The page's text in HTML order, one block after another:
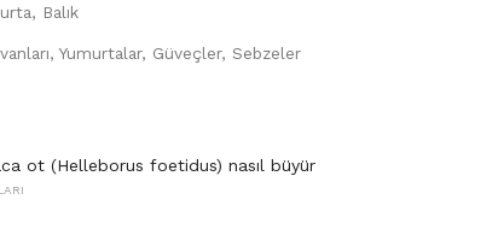
Balık
Yumurtalar, Güveçler, Sebzeler
ot (Helleborus foetidus) nasıl büyür